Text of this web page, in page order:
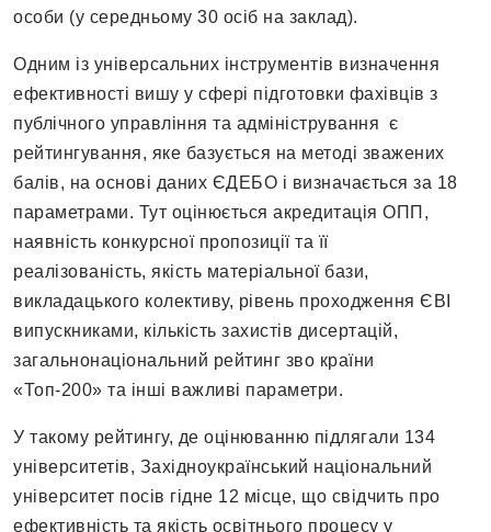
особи (у середньому 30 осіб на заклад).
Одним із універсальних інструментів визначення
ефективності вишу у сфері підготовки фахівців з
публічного управління та адміністрування є
рейтингування, яке базується на методі зважених
балів, на основі даних ЄДЕБО і визначається за 18
параметрами. Тут оцінюється акредитація ОПП,
наявність конкурсної пропозиції та її
реалізованість, якість матеріальної бази,
викладацького колективу, рівень проходження ЄВІ
випускниками, кількість захистів дисертацій,
загальнонаціональний рейтинг зво країни
«Топ-200» та інші важливі параметри.
У такому рейтингу, де оцінюванню підлягали 134
університетів, Західноукраїнський національний
університет посів гідне 12 місце, що свідчить про
ефективність та якість освітнього процесу у